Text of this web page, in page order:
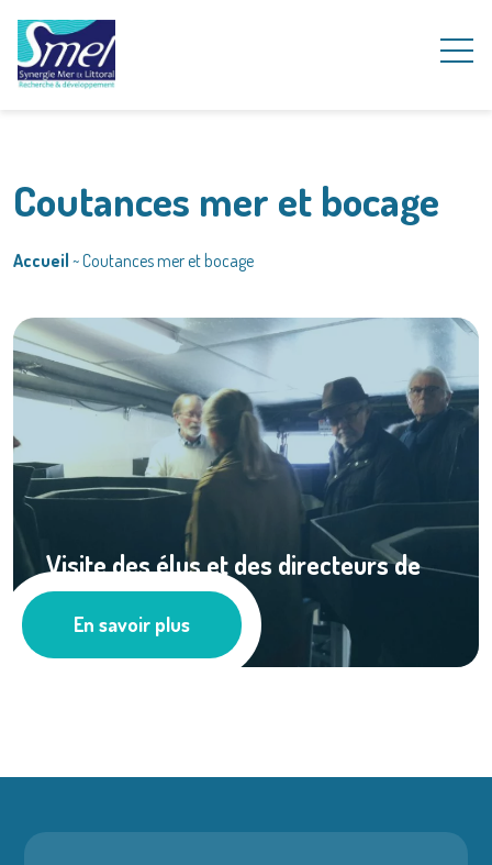
Coutances mer et bocage
Accueil ~Coutances mer et bocage
Visite des élus et des directeurs de
service de ...
Les actus
En savoir plus